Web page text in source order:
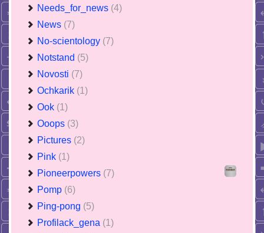
Needs_for_news (4)
News (7)
No-scientology (7)
Notstand (5)
Novosti (7)
Ochkarik (1)
Ook (1)
Ooops (3)
Pictures (2)
Pink (1)
Pioneerpowers (7)
Pomp (6)
Ping-pong (5)
Profilack_gena (1)